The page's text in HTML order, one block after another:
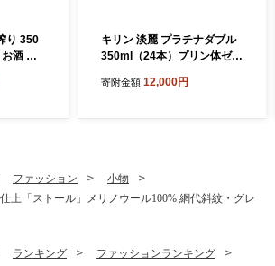
り 350
酒 キ
ス 一番
キリン 淡麗 プラチナダブル
350ml（24本）プリン体ゼロ
福岡工場産 ALC.5.5% アル
寄附金額 12,000円
ファッション
小物
上「ストール」メリノウール100% 網代斜紋・グレ
ランキング ファッションランキング